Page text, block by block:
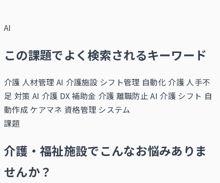
AI
この課題でよく検索されるキーワード
介護 人材管理 AI 介護施設 シフト管理 自動化 介護 人手不
足 対策 AI 介護 DX 補助金 介護 離職防止 AI 介護 シフト 自
動作成 ケアマネ 資格管理 システム
課題
介護・福祉施設でこんなお悩みありま
せんか？